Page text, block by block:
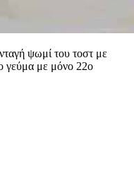
ψωμί του τοστ με
γεύμα με μόνο 22ο